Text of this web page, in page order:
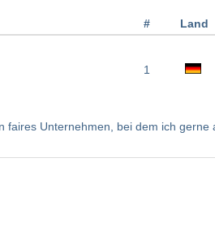
# Land
1
faires Unternehmen, bei dem ich gerne